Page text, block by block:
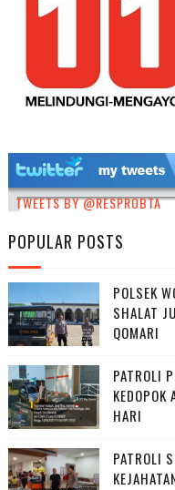
TWEETS BY @RESPROBTA
POPULAR POSTS
POLSEK
SHALAT
QOMARI
PATROLI
HARI
PATROLI